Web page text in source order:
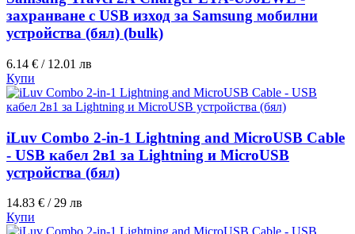
захранване с USB изход за Samsung мобилни
устройства (бял) (bulk)
6.14 € / 12.01 лв
Купи
iLuv Combo 2-in-1 Lightning and MicroUSB Cable
- USB кабел 2в1 за Lightning и MicroUSB
устройства (бял)
14.83 € / 29 лв
Купи